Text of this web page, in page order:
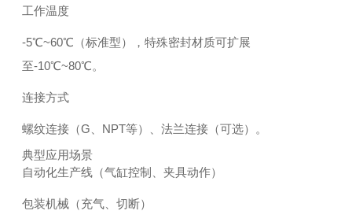
工作温度
-5℃~60℃（标准型），特殊密封材质可扩展
至-10℃~80℃。
连接方式
螺纹连接（G、NPT等）、法兰连接（可选）。
典型应用场景
自动化生产线（气缸控制、夹具动作）
包装机械（充气、切断）